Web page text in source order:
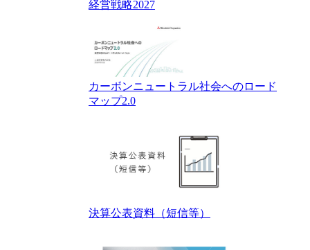
経営戦略2027
カーボンニュートラル社会へのロード
マップ2.0
決算公表資料（短信等）